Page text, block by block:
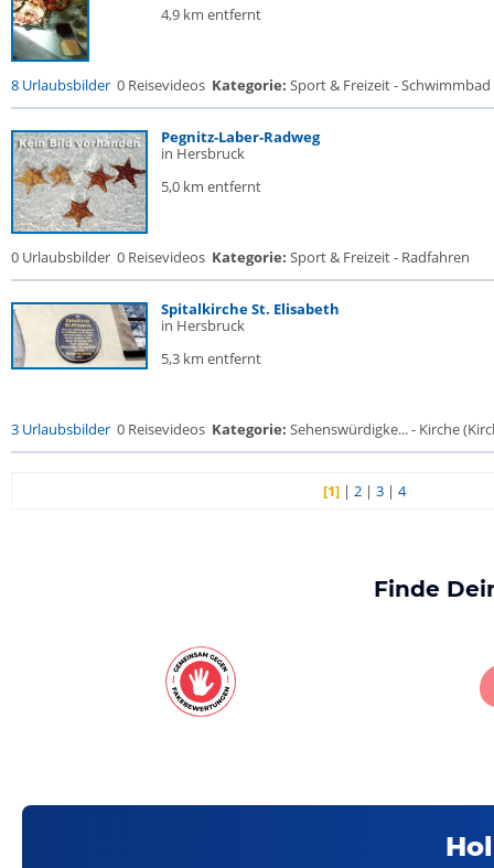
4,9 km entfernt
8 Urlaubsbilder 0 Reisevideos Kategorie: Sport & Freizeit - Schwimmbad
Pegnitz-Laber-Radweg
in Hersbruck
5,0 km entfernt
0 Urlaubsbilder 0 Reisevideos Kategorie: Sport & Freizeit - Radfahren
Spitalkirche St. Elisabeth
in Hersbruck
5,3 km entfernt
3 Urlaubsbilder 0 Reisevideos Kategorie: Sehenswürdigke... - Kirche
[1] |2 |3 |4
Finde